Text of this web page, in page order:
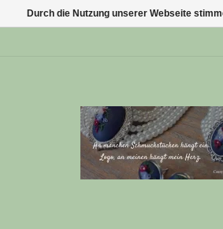
Durch die Nutzung unserer Webseite